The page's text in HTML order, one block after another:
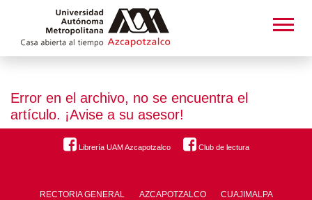
Error en el archivo, no se encuentra el
artículo. ¡Avise a su asesor!
Librería UAM Azcapotzalco Club de lectura
RECTORIA GENERAL AZCAPOTZALCO
CUAJIMALPA